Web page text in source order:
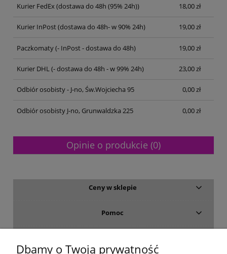
Kurier FedEx(dostawa do 48h (95% 24h)) 18,00 zł
Kurier InPost(dostawa do 48h- w 90% 24h) 19,00 zł
Paczkomaty(- InPost - dostawa do 48h) 19,00 zł
Kurier DHL(- dostawa do 48h - w 99% 24h) 23,00 zł
Odbiór osobisty - J-no, Św.Wojciecha 95 0,00 zł
Odbiór osobisty J-no, Grunwaldzka 225 0,00 zł
Opinie o produkcie (0)
Ceny w sklepie
Pomoc
Dbamy o Twoją prywatność